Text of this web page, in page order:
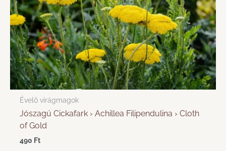
Évelő virágmagok
Jószagú Cickafark › Achillea Filipendulina › Cloth
of Gold
490 Ft